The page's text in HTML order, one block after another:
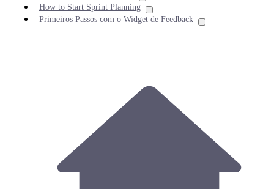
How to Start Sprint Planning
Primeiros Passos com o Widget de Feedback